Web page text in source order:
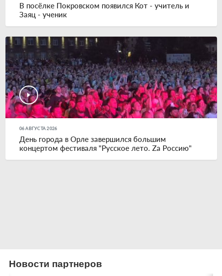
В посёлке Покровском появился Кот - учитель и
Заяц - ученик
06 АВГУСТА 2026
День города в Орле завершился большим
концертом фестиваля "Русское лето. Zа Россию"
Новости партнеров